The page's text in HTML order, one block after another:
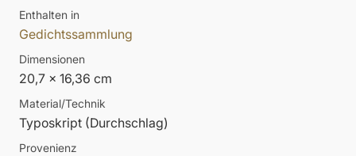
Enthalten in
Gedichtssammlung
Dimensionen
20,7 x 16,36 cm
Material/Technik
Typoskript (Durchschlag)
Provenienz